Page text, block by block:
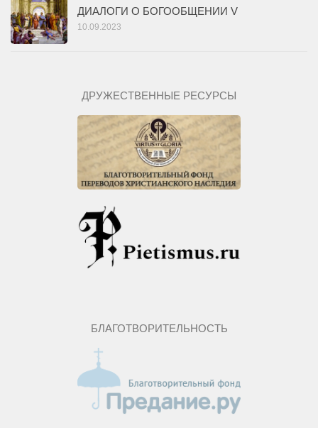
ДИАЛОГИ О БОГООБЩЕНИИ V
10.09.2023
ДРУЖЕСТВЕННЫЕ РЕСУРСЫ
БЛАГОТВОРИТЕЛЬНОСТЬ